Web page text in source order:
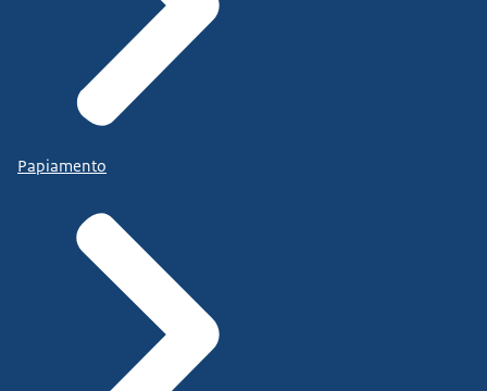
Papiamento